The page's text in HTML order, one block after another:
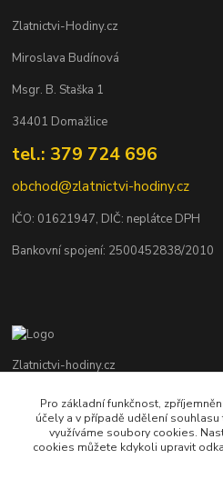
Zlatnictvi-Hodiny.cz
Miroslava Budínová
Msgr. B. Staška 1
34401 Domažlice
tel.: 379 724 696
obchod@zlatnictvi-hodiny.cz
IČO: 01621947, DIČ: neplátce DPH
Bankovní spojení: 2500452838/2010
Zlatnictvi-hodiny.cz
+420 379 492 545
Po - Pá: 9,00 - 17,00 hod., So: 9,00 -
Pro základní funkčnost,
účely a v případě udělení
využíváme soubory cookies.
cookies můžete kdykoli upravit